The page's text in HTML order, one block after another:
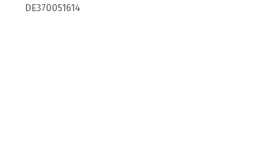
DE370051614